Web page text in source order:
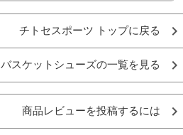
チトセスポーツ トップに戻る
バスケットシューズの一覧を見る
商品レビューを投稿するには